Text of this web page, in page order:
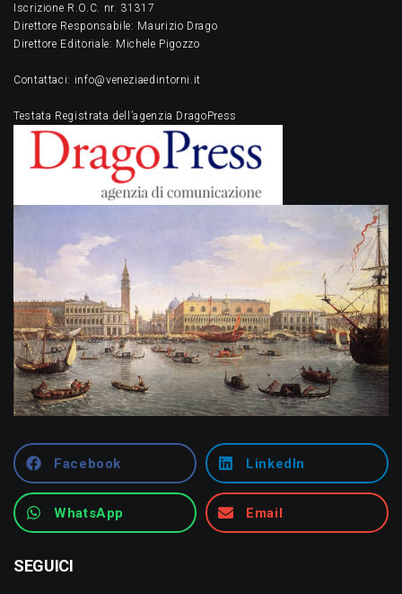
Iscrizione R.O.C. nr. 31317
Direttore Responsabile: Maurizio Drago
Direttore Editoriale: Michele Pigozzo
Contattaci: info@veneziaedintorni.it
Testata Registrata dell’agenzia DragoPress
Facebook LinkedIn
WhatsApp Email
SEGUICI